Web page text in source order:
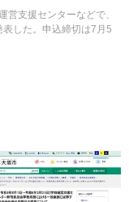
支援センターなどで、
した。申込締切は7月5